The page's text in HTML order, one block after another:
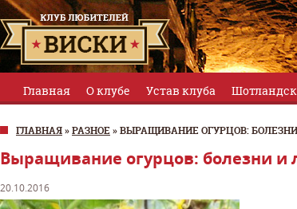
Главная О клубе Устав клуба
ГЛАВНАЯ»РАЗНОЕ »ВЫРАЩИВАНИЕ ОГУРЦОВ:
Выращивание огурцов: болезни и
20.10.2016